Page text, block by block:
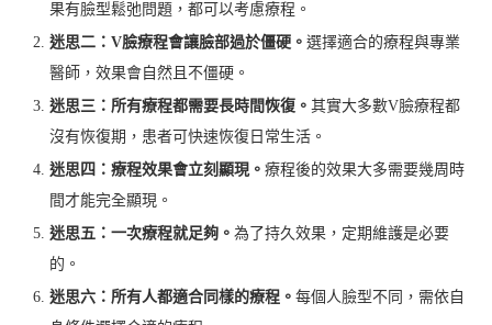
果有臉型鬆弛問題，都可以考慮療程。
迷思二：V臉療程會讓臉部過於僵硬。 選擇適合的療程與專業
醫師，效果會自然且不僵硬。
迷思三：所有療程都需要長時間恢復。 其實大多數V臉療程都
沒有恢復期，患者可快速恢復日常生活。
迷思四：療程效果會立刻顯現。 療程後的效果大多需要幾周時
間才能完全顯現。
迷思五：一次療程就足夠。 為了持久效果，定期維護是必要
的。
迷思六：所有人都適合同樣的療程。 每個人臉型不同，需依自